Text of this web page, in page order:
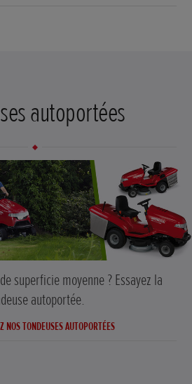
autoportées
superficie moyenne ? Essayez la
autoportée.
NOS TONDEUSES AUTOPORTÉES